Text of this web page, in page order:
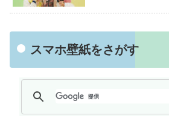
スマホ壁紙をさがす